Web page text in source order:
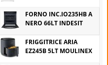
FORNO INC.IO235HB A
NERO 66LT INDESIT
FRIGGITRICE ARIA
EZ245B 5LT MOULINEX